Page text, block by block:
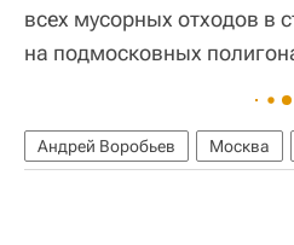
всех мусорных отходов в
на подмосковных
Андрей Воробьев Москва